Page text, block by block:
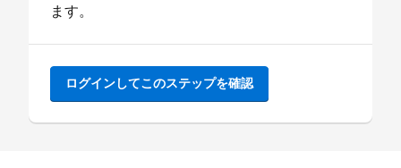
ます。
ログインしてこのステップを確認